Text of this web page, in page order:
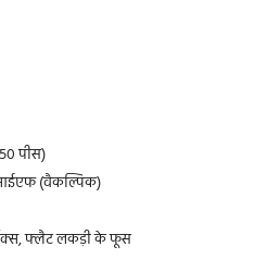
पीस)
(वैकल्पिक)
फ्लैट लकड़ी के फूस